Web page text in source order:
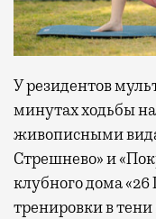
У резидентов
минутах ходьбы
живописными
Стрешнево» и
клубного дома
тренировки в